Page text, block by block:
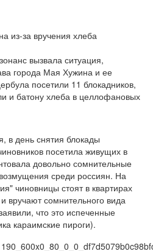
вызвала ситуация,
города Мая Хужина и ее
посетили 11 блокадников,
и батону хлеба в целлофановых
в день снятия блокады
посетила живущих в
довольно сомнительные
среди россиян. На
чиновницы стоят в квартирах
вручают сомнительного вида
что это испеченные
караимские пироги).